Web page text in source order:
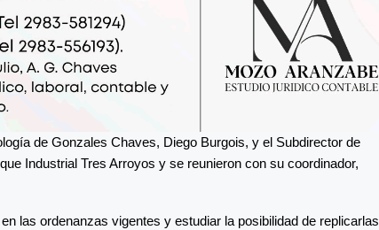
de Gonzales Chaves, Diego Burgois, y el Subdirector de
Industrial Tres Arroyos y se reunieron con su coordinador,
las ordenanzas vigentes y estudiar la posibilidad de replicarlas